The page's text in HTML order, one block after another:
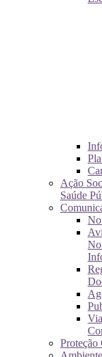
Ação
Saúde
Proteção